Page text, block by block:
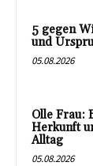
5 gegen
und
05.08.2026
Olle Frau:
Herkunft
Alltag
05.08.2026